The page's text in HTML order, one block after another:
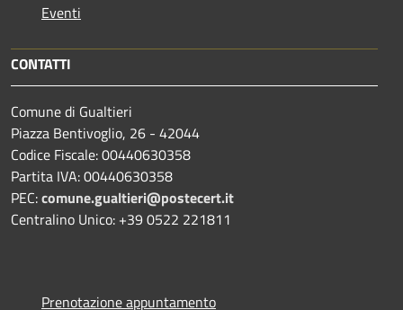
Eventi
CONTATTI
Comune di Gualtieri
Piazza Bentivoglio, 26 - 42044
Codice Fiscale: 00440630358
Partita IVA: 00440630358
PEC:comune.gualtieri@postecert.it
Centralino Unico: +39 0522 221811
Prenotazione appuntamento